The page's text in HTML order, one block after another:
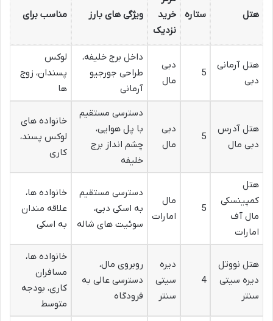
هتل ستاره
خرید
نزدیک
ویژگی های بارز مناسب برای
هتل آرمانی
دبی
5
دبی
مال
داخل برج خلیفه،
طراحی جورجیو
آرمانی
لوکس
پسندان، زوج
ها
هتل آدرس
دبی مال
5
دبی
مال
دسترسی مستقیم
با پل هوایی،
چشم انداز برج
خلیفه
خانواده های
لوکس پسند،
کاری
هتل
کمپینسکی
مال آف
امارات
5
مال
امارات
دسترسی مستقیم
به اسکی دبی،
سوئیت های شاله
خانواده ها،
علاقه مندان
به اسکی
هتل نووتل
دیره سیتی
سنتر
4
دیره
سیتی
سنتر
روبروی مال،
دسترسی عالی به
فرودگاه
خانواده ها،
مسافران
کاری، بودجه
متوسط